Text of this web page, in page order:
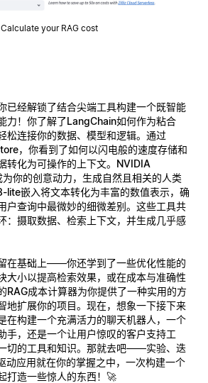
Calculate your RAG cost
已经解锁了结合尖端工具构建一个既智能
力！你了解了LangChain如何作为粘合
松连接你的数据、模型和逻辑。通过
，你看到了如何以闪电般的速度存储和
转化为可操作的上下文。 NVIDIA
为你的创意动力，生成自然且相关的人类
lite嵌入将文本转化为丰富的数值表示，确
户查询中最微妙的细微差别。这些工具共
：摄取数据、检索上下文，并生成几乎感
在基础上——你还学到了一些优化性能的
大小以提高检索效果，或在成本与准确性
RAG成本计算器为你提供了一种实用的方
地扩展你的项目。现在，想象一下接下来
在构建一个充满活力的聊天机器人，一个
手，还是一个让用户惊叹的客户支持工
切的工具和知识。那就去吧——实验、迭
动应用就在你的掌握之中，一次构建一个
打造一些惊人的东西！🚀